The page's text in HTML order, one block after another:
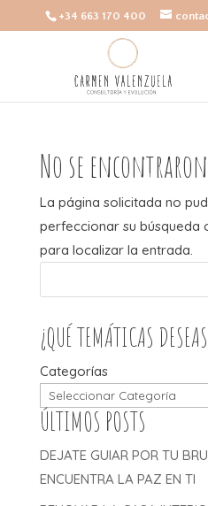
+34 663 170 400
No se
La página solicitada no
perfeccionar su búsqueda
para localizar la entrada.
¿QUÉ TEMÁTICAS
Categorías
ÚLTIMOS POSTS
DEJATE GUIAR POR TU
ENCUENTRA LA PAZ EN TI